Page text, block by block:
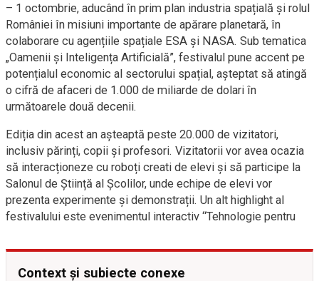
– 1 octombrie, aducând în prim plan industria spațială și rolul
României în misiuni importante de apărare planetară, în
colaborare cu agențiile spațiale ESA și NASA. Sub tematica
„Oamenii și Inteligența Artificială”, festivalul pune accent pe
potențialul economic al sectorului spațial, așteptat să atingă
o cifră de afaceri de 1.000 de miliarde de dolari în
următoarele două decenii.
Ediția din acest an așteaptă peste 20.000 de vizitatori,
inclusiv părinți, copii și profesori. Vizitatorii vor avea ocazia
să interacționeze cu roboți creati de elevi și să participe la
Salonul de Știință al Școlilor, unde echipe de elevi vor
prezenta experimente și demonstrații. Un alt highlight al
festivalului este evenimentul interactiv “Tehnologie pentru
Context și subiecte conexe